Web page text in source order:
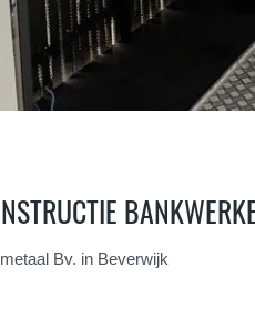
Bv. in Beverwijk